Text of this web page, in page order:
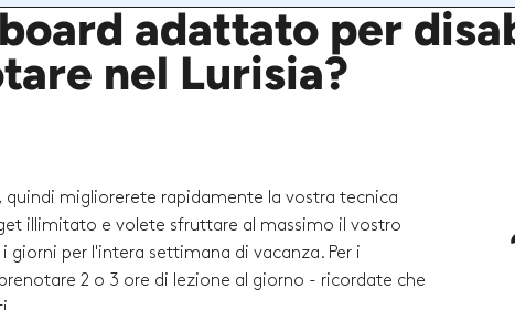
adattato per
nel Lurisia?
quindi migliorerete rapidamente la vostra tecnica
illimitato e volete sfruttare al massimo il vostro
per l'intera settimana di vacanza. Per i
2 o 3 ore di lezione al giorno - ricordate che